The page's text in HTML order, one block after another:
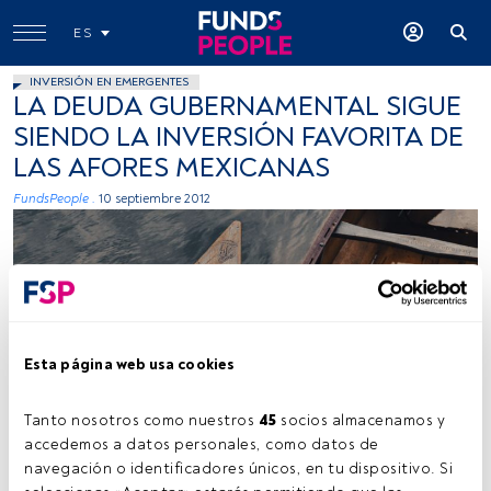
Esta página web usa cookies
Tanto nosotros como nuestros 45 socios almacenamos y
accedemos a datos personales, como datos de
navegación o identificadores únicos, en tu dispositivo. Si
ES
INVERSIÓN EN EMERGENTES
LA DEUDA GUBERNAMENTAL SIGUE
SIENDO LA INVERSIÓN FAVORITA DE
LAS AFORES MEXICANAS
FundsPeople . 10 septiembre 2012
Tiempo lectura: 1 min.